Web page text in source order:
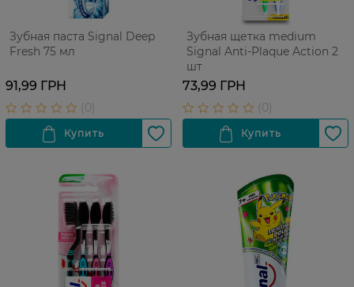
Зубная паста Signal Deep
Fresh 75 мл
91,99 ГРН
Зубная щетка medium
Signal Anti-Plaque Action 2
шт
73,99 ГРН